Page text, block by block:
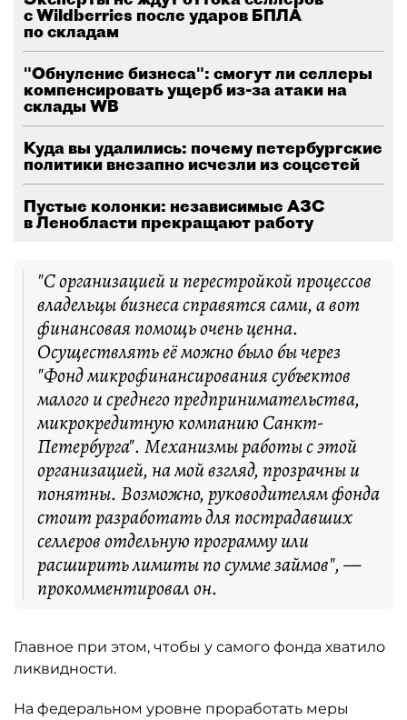
с Wildberries после ударов БПЛА
по складам
"Обнуление бизнеса": смогут ли селлеры
компенсировать ущерб из-за атаки на
склады WB
Куда вы удалились: почему петербургские
политики внезапно исчезли из соцсетей
Пустые колонки: независимые АЗС
в Ленобласти прекращают работу
"С организацией и перестройкой процессов
владельцы бизнеса справятся сами, а вот
финансовая помощь очень ценна.
Осуществлять её можно было бы через
"Фонд микрофинансирования субъектов
малого и среднего предпринимательства,
микрокредитную компанию Санкт-
Петербурга". Механизмы работы с этой
организацией, на мой взгляд, прозрачны и
понятны. Возможно, руководителям фонда
стоит разработать для пострадавших
селлеров отдельную программу или
расширить лимиты по сумме займов", —
прокомментировал он.
Главное при этом, чтобы у самого фонда хватило
ликвидности.
На федеральном уровне проработать меры